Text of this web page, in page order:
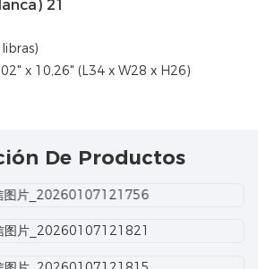
x 10,26" (L34 x W28 x H26)
De Productos